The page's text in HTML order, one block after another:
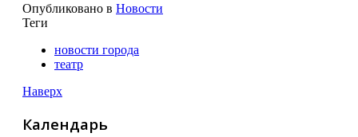
Опубликовано в Новости
Теги
новости города
театр
Наверх
Календарь